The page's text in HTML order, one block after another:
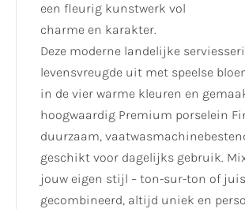
een fleurig kunstwerk vol
charme en karakter.
Deze moderne landelijke
levensvreugde uit met speelse
in de vier warme kleuren en
hoogwaardig Premium porselein
duurzaam,
geschikt voor dagelijks gebruik.
jouw eigen stijl – ton-sur-ton of
gecombineerd, altijd uniek en